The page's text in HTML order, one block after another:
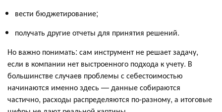
вести бюджетирование;
получать другие отчеты для принятия решений.
Но важно понимать: сам инструмент не решает задачу,
если в компании нет выстроенного подхода к учету. В
большинстве случаев проблемы с себестоимостью
начинаются именно здесь — данные собираются
частично, расходы распределяются по-разному, а итоговые